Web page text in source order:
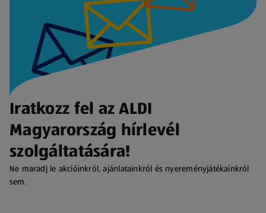
Iratkozz fel az ALDI
Magyarország hírlevél
szolgáltatására!
Ne maradj le akcióinkról, ajánlatainkról és nyereményjátékainkról
sem.